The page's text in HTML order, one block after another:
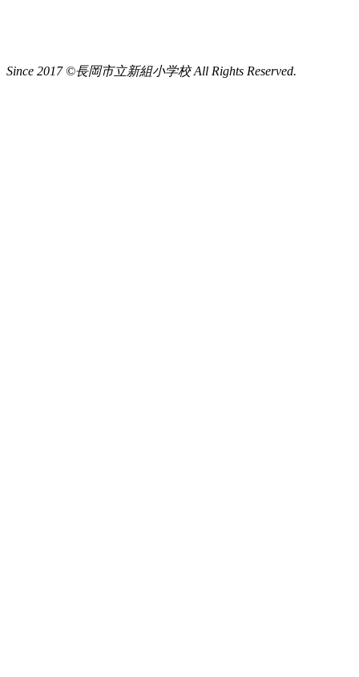
Since 2017 ©長岡市立新組小学校 All Rights Reserved.